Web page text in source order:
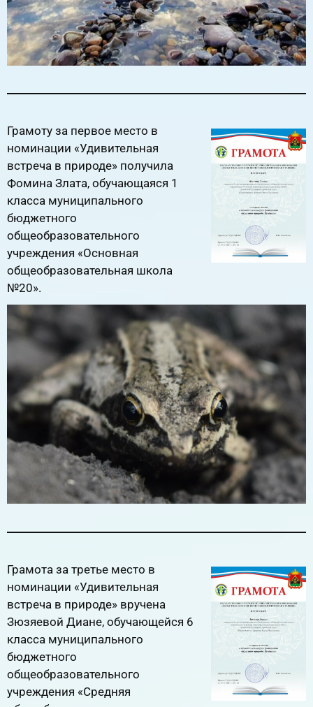
Грамоту за первое место в
номинации «Удивительная
встреча в природе» получила
Фомина Злата, обучающаяся 1
класса муниципального
бюджетного
общеобразовательного
учреждения «Основная
общеобразовательная школа
№20».
Грамота за третье место в
номинации «Удивительная
встреча в природе» вручена
Зюзяевой Диане, обучающейся 6
класса муниципального
бюджетного
общеобразовательного
учреждения «Средняя